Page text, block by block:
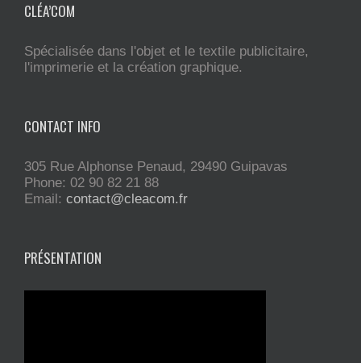
CLÉA’COM
Spécialisée dans l'objet et le textile publicitaire,
l'imprimerie et la création graphique.
CONTACT INFO
305 Rue Alphonse Penaud, 29490 Guipavas
Phone: 02 90 82 21 88
Email: contact@cleacom.fr
PRÉSENTATION